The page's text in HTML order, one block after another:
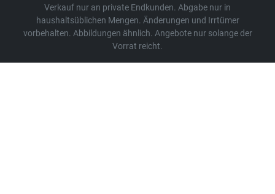
Verkauf nur an private Endkunden. Abgabe nur in
haushaltsüblichen Mengen. Änderungen und Irrtümer
vorbehalten. Abbildungen ähnlich. Angebote nur solange der
Vorrat reicht.